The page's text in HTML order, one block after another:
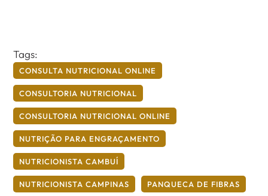
Tags:
CONSULTA NUTRICIONAL ONLINE
CONSULTORIA NUTRICIONAL
CONSULTORIA NUTRICIONAL ONLINE
NUTRIÇÃO PARA ENGRAÇAMENTO
NUTRICIONISTA CAMBUÍ
NUTRICIONISTA CAMPINAS PANQUECA DE FIBRAS